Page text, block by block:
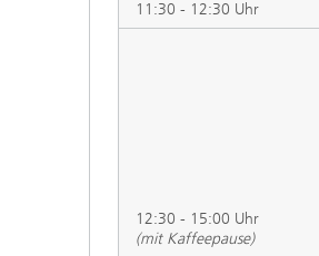
11:30 - 12:30 Uhr
12:30 - 15:00 Uhr
(mit Kaffeepause)